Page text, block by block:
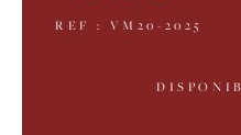
REF : VM20-2025